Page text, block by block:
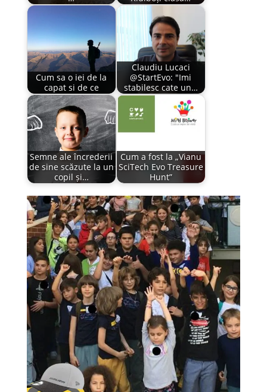
Cum sa o iei de la
capat si de ce
Claudiu Lucaci
@StartEvo: "Imi
stabilesc cate un…
Semne ale încrederii
de sine scăzute la un
copil și…
Cum a fost la „Vianu
SciTech Evo Treasure
Hunt”